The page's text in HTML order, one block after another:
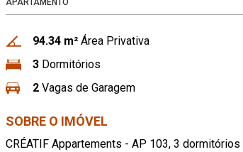
APARTAMENTO
94.34 m² Área Privativa
3 Dormitórios
2 Vagas de Garagem
SOBRE O IMÓVEL
CRÉATIF Appartements - AP 103, 3 dormitórios